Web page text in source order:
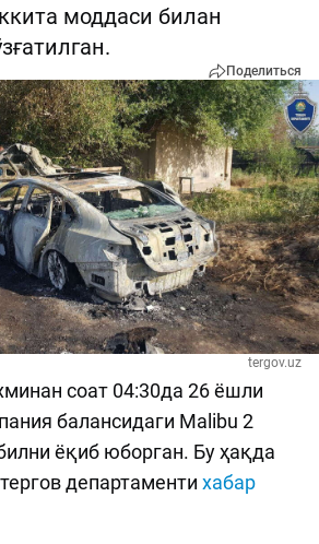
моддаси билан
Поделиться
tergov.uz
соат 04:30да 26 ёшли
балансидаги Malibu 2
ёқиб юборган. Бу ҳақда
департаменти хабар